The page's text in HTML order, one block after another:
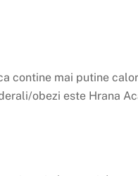
contine mai putine
obezi este Hrana